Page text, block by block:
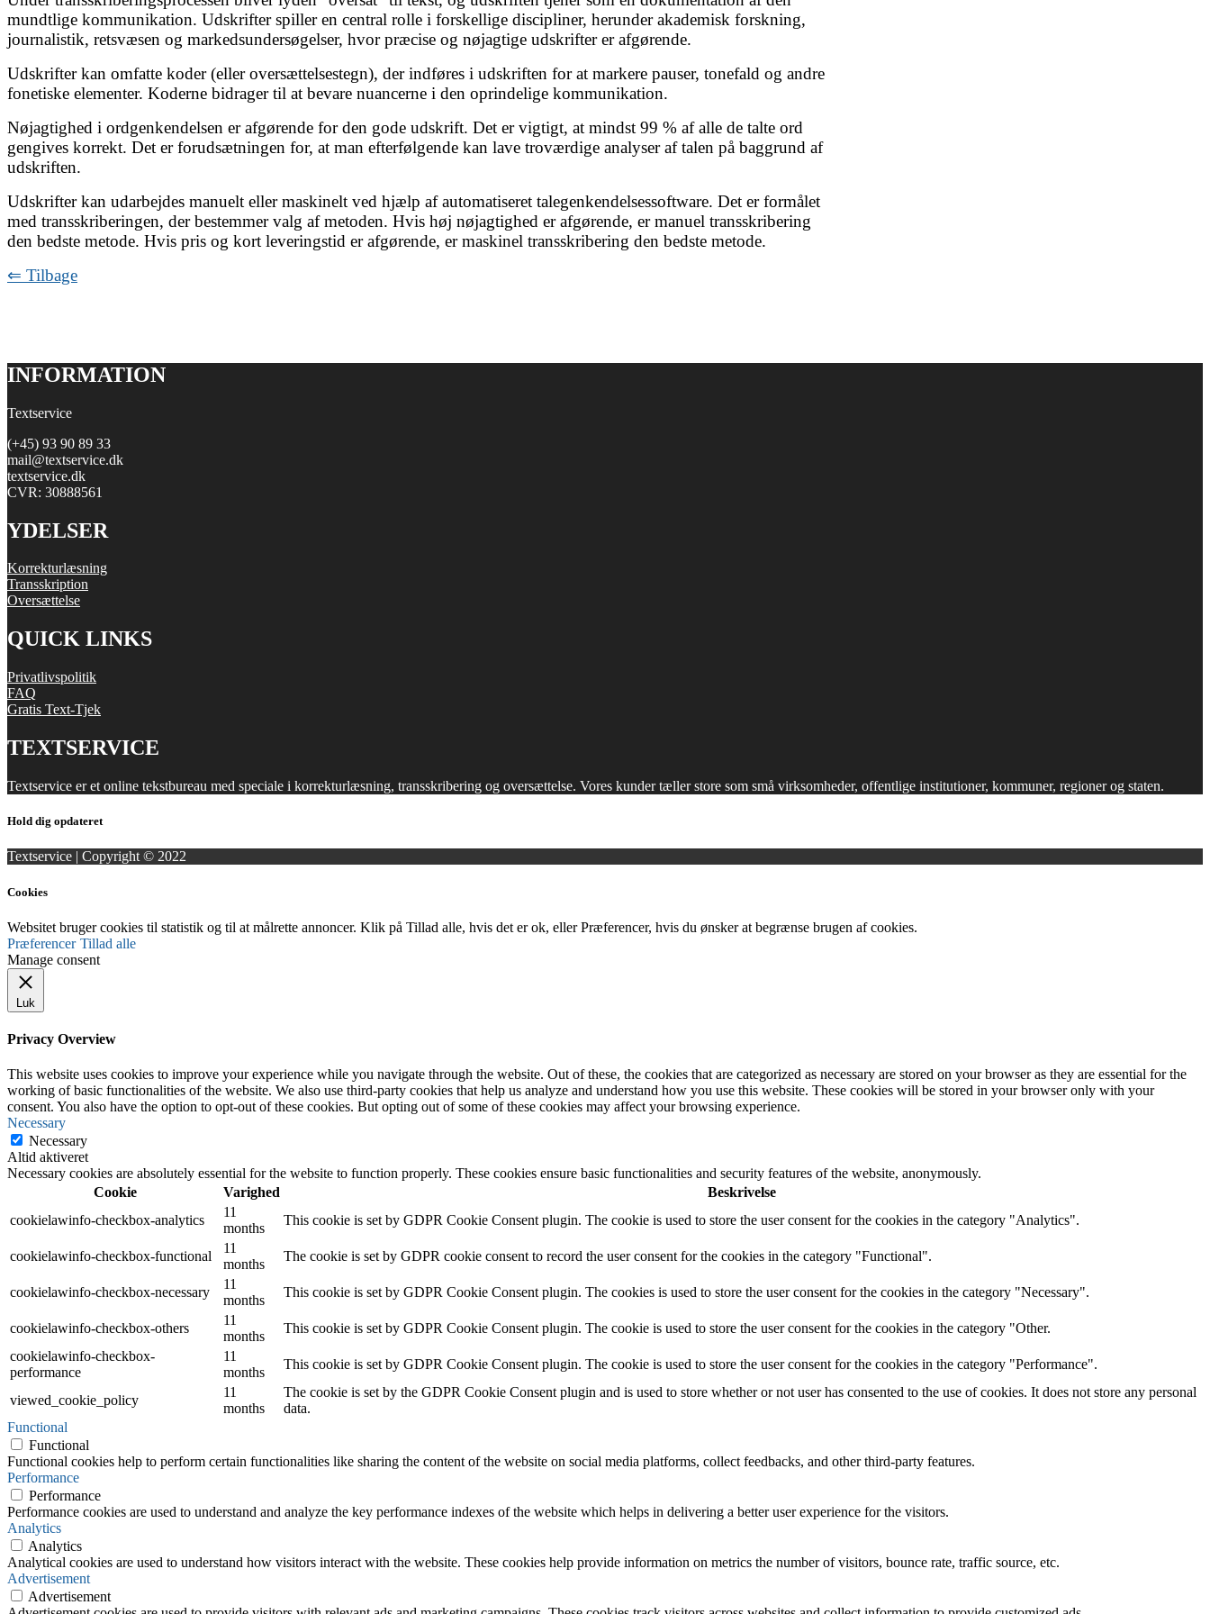
mundtlige kommunikation. Udskrifter spiller en central rolle i forskellige discipliner, herunder akademisk forskning,
journalistik, retsvæsen og markedsundersøgelser, hvor præcise og nøjagtige udskrifter er afgørende.
Udskrifter kan omfatte koder (eller oversættelsestegn), der indføres i udskriften for at markere pauser, tonefald og andre
fonetiske elementer. Koderne bidrager til at bevare nuancerne i den oprindelige kommunikation.
Nøjagtighed i ordgenkendelsen er afgørende for den gode udskrift. Det er vigtigt, at mindst 99 % af alle de talte ord
gengives korrekt. Det er forudsætningen for, at man efterfølgende kan lave troværdige analyser af talen på baggrund af
udskriften.
Udskrifter kan udarbejdes manuelt eller maskinelt ved hjælp af automatiseret talegenkendelsessoftware. Det er formålet
med transskriberingen, der bestemmer valg af metoden. Hvis høj nøjagtighed er afgørende, er manuel transskribering
den bedste metode. Hvis pris og kort leveringstid er afgørende, er maskinel transskribering den bedste metode.
⇐ Tilbage
INFORMATION
Textservice
(+45) 93 90 89 33
mail@textservice.dk
textservice.dk
CVR: 30888561
YDELSER
Korrekturlæsning
Transskription
Oversættelse
QUICK LINKS
Privatlivspolitik
FAQ
Gratis Text-Tjek
TEXTSERVICE
Textservice er et online tekstbureau med speciale i korrekturlæsning, transskribering og oversættelse. Vores kunder tæller store som små virksomheder, offentlige institutioner, kommuner, regioner og staten.
Hold dig opdateret
Textservice | Copyright © 2022
Cookies
Websitet bruger cookies til statistik og til at målrette annoncer. Klik på Tillad alle, hvis det er ok, eller Præferencer, hvis du ønsker at begrænse brugen af cookies.
Præferencer Tillad alle
Manage consent
Luk
Privacy Overview
This website uses cookies to improve your experience while you navigate through the website. Out of these, the cookies that are categorized as necessary are stored on your browser as they are essential for the
working of basic functionalities of the website. We also use third-party cookies that help us analyze and understand how you use this website. These cookies will be stored in your browser only with your
consent. You also have the option to opt-out of these cookies. But opting out of some of these cookies may affect your browsing experience.
Necessary
Necessary
Altid aktiveret
Necessary cookies are absolutely essential for the website to function properly. These cookies ensure basic functionalities and security features of the website, anonymously.
Cookie
Varighed
Beskrivelse
cookielawinfo-checkbox-analytics
11
months
This cookie is set by GDPR Cookie Consent plugin. The cookie is used to store the user consent for the cookies in the category "Analytics".
cookielawinfo-checkbox-functional
11
months
The cookie is set by GDPR cookie consent to record the user consent for the cookies in the category "Functional".
cookielawinfo-checkbox-necessary
11
months
This cookie is set by GDPR Cookie Consent plugin. The cookies is used to store the user consent for the cookies in the category "Necessary".
cookielawinfo-checkbox-others
11
months
This cookie is set by GDPR Cookie Consent plugin. The cookie is used to store the user consent for the cookies in the category "Other.
cookielawinfo-checkbox-
performance
11
months
This cookie is set by GDPR Cookie Consent plugin. The cookie is used to store the user consent for the cookies in the category "Performance".
viewed_cookie_policy
11
months
The cookie is set by the GDPR Cookie Consent plugin and is used to store whether or not user has consented to the use of cookies. It does not store any personal
data.
Functional
Functional
Functional cookies help to perform certain functionalities like sharing the content of the website on social media platforms, collect feedbacks, and other third-party features.
Performance
Performance
Performance cookies are used to understand and analyze the key performance indexes of the website which helps in delivering a better user experience for the visitors.
Analytics
Analytics
Analytical cookies are used to understand how visitors interact with the website. These cookies help provide information on metrics the number of visitors, bounce rate, traffic source, etc.
Advertisement
Advertisement